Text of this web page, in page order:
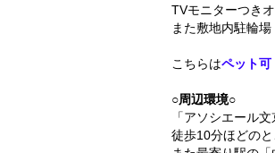
TVモニターつき
また敷地内駐輪場
こちらはペット可
○周辺環境○
「アソシエール
徒歩10分ほどの